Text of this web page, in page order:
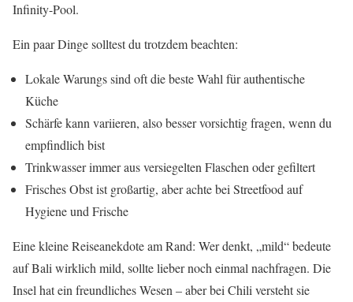
Infinity-Pool.
Ein paar Dinge solltest du trotzdem beachten:
Lokale Warungs sind oft die beste Wahl für authentische
Küche
Schärfe kann variieren, also besser vorsichtig fragen, wenn du
empfindlich bist
Trinkwasser immer aus versiegelten Flaschen oder gefiltert
Frisches Obst ist großartig, aber achte bei Streetfood auf
Hygiene und Frische
Eine kleine Reiseanekdote am Rand: Wer denkt, „mild“ bedeute
auf Bali wirklich mild, sollte lieber noch einmal nachfragen. Die
Insel hat ein freundliches Wesen – aber bei Chili versteht sie